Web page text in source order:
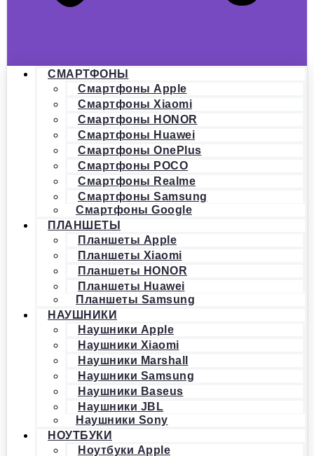
СМАРТФОНЫ
Смартфоны Apple
Смартфоны Xiaomi
Смартфоны HONOR
Смартфоны Huawei
Смартфоны OnePlus
Смартфоны POCO
Смартфоны Realme
Смартфоны Samsung
Смартфоны Google
ПЛАНШЕТЫ
Планшеты Apple
Планшеты Xiaomi
Планшеты HONOR
Планшеты Huawei
Планшеты Samsung
НАУШНИКИ
Наушники Apple
Наушники Xiaomi
Наушники Marshall
Наушники Samsung
Наушники Baseus
Наушники JBL
Наушники Sony
НОУТБУКИ
Ноутбуки Apple